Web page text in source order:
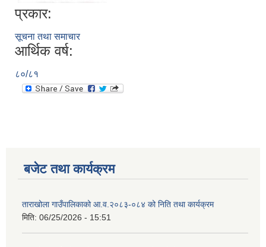
प्रकार:
सूचना तथा समाचार
आर्थिक वर्ष:
८०/८१
बजेट तथा कार्यक्रम
ताराखोला गाउँपालिकाको आ.व.२०८३-०८४ को निति तथा कार्यक्रम
मिति: 06/25/2026 - 15:51